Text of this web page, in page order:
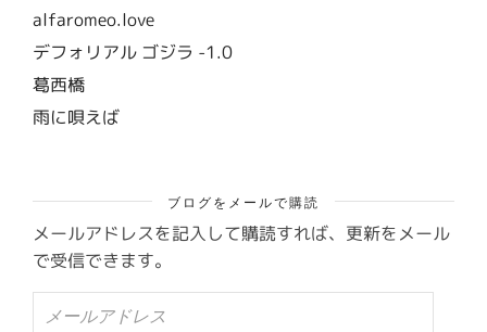
alfaromeo.love
デフォリアル ゴジラ -1.0
葛西橋
雨に唄えば
ブログをメールで購読
メールアドレスを記入して購読すれば、更新をメール
で受信できます。